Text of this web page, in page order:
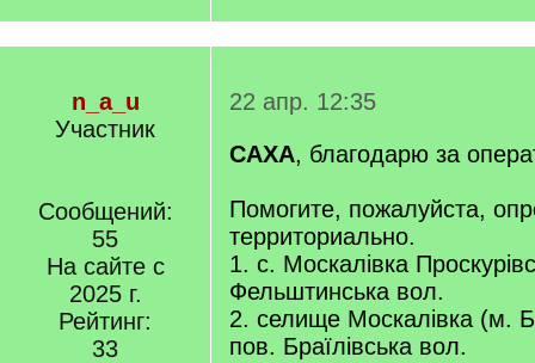
n_a_u
Участник
Сообщений:
55
На сайте с
2025 г.
Рейтинг:
33
22 апр. 12:35
САХА, благодарю за
Помогите, пожалуйста,
территориально.
1. с. Москалівка
Фельштинська вол.
2. селище Москалівка (м.
пов. Браїлівська вол.